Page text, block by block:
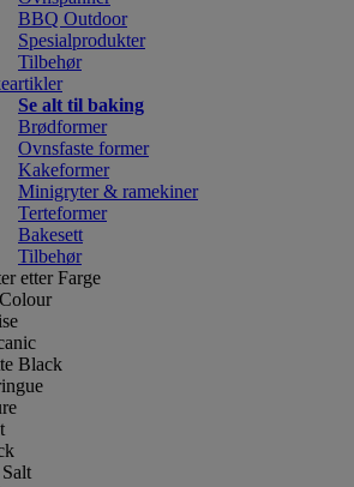
BBQ Outdoor
Spesialprodukter
Tilbehør
Se alt til baking
Brødformer
Ovnsfaste former
Kakeformer
Minigryter & ramekiner
Terteformer
Bakesett
Tilbehør
etter Farge
Black
Salt